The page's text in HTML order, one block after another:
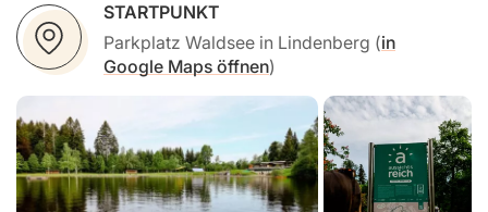
STARTPUNKT
Parkplatz Waldsee in Lindenberg (in
Google Maps öffnen)